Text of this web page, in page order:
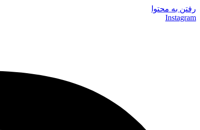
رفتن به محتوا
Instagram